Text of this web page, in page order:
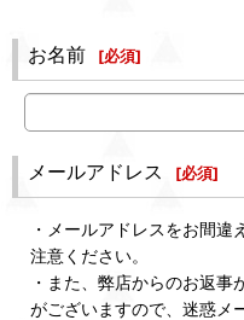
お名前 [必須]
メールアドレス [必須]
・メールアドレスをお間
注意ください。
・また、弊店からのお返
がございますので、迷惑メ